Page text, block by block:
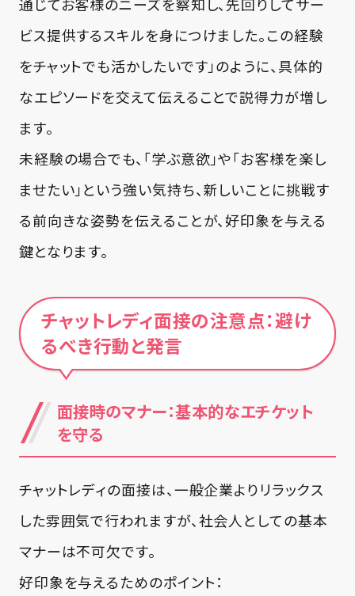
ビス提供するスキルを身につけました。この経験
をチャットでも活かしたいです」のように、具体的
なエピソードを交えて伝えることで説得力が増し
ます。
未経験の場合でも、「学ぶ意欲」や「お客様を楽し
ませたい」という強い気持ち、新しいことに挑戦す
る前向きな姿勢を伝えることが、好印象を与える
鍵となります。
チャットレディ面接の注意点：避け
るべき行動と発言
面接時のマナー：基本的なエチケット
を守る
チャットレディの面接は、一般企業よりリラックス
した雰囲気で行われますが、社会人としての基本
マナーは不可欠です。
好印象を与えるためのポイント：